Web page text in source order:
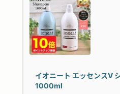
イオニート エッセンスV
1000ml